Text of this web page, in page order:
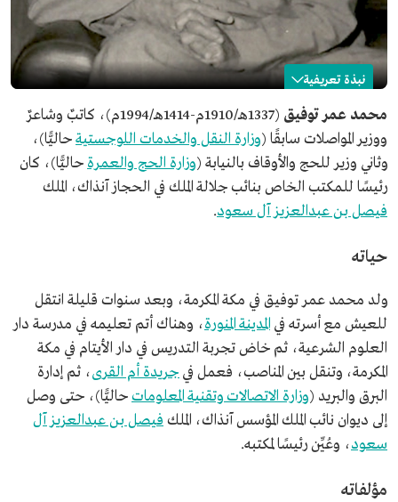
نبذة تعريفية
محمد عمر توفيق
الاسم
محمد عمر توفيق.
تاريخ الميلاد
1337هـ/1910م.
مكان الميلاد
مكة المكرمة.
تاريخ الوفاة
1414هـ/1994م.
المجال المهني
محمد عمر توفيق
(1337هـ/1910م-1414هـ/1994م)، كاتبٌ وشاعرٌ
ووزير المواصلات سابقًا (وزارة النقل والخدمات اللوجستيةحاليًّا)،
وثاني وزير للحج والأوقاف بالنيابة (وزارة الحج والعمرة حاليًّا)، كان
رئيسًا للمكتب الخاص بنائب جلالة الملك في الحجاز آنذاك، الملك
فيصل بن عبدالعزيز آل سعود.
حياته
ولد محمد عمر توفيق في مكة المكرمة، وبعد سنوات قليلة انتقل
للعيش مع أسرته في المدينة المنورة، وهناك أتم تعليمه في مدرسة دار
العلوم الشرعية، ثم خاض تجربة التدريس في دار الأيتام في مكة
المكرمة، وتنقل بين المناصب، فعمل في جريدة أم القرى، ثم إدارة
البرق والبريد (وزارة الاتصالات وتقنية المعلوماتحاليًّا)، حتى وصل
إلى ديوان نائب الملك المؤسس آنذاك، الملك فيصل بن عبدالعزيز آل
سعود، وعُيِّن رئيسًا لمكتبه.
مؤلفاته